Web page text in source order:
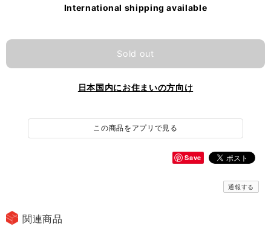
International shipping available
Sold out
日本国内にお住まいの方向け
この商品をアプリで見る
Save
通報する
関連商品